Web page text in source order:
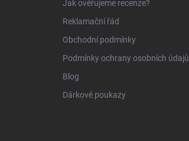
Jak ověřujeme recenze?
Reklamační řád
Obchodní podmínky
Podmínky ochrany osobních údajů
Blog
Dárkové poukazy